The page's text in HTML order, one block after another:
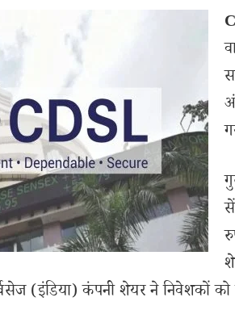
(इंडिया) कंपनी शेयर ने निवेशकों